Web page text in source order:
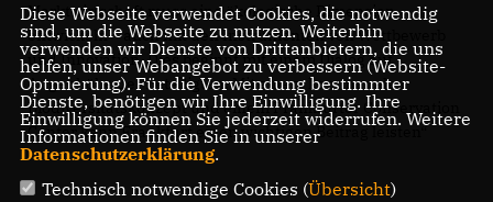
Marktwirtschaft muss eine ökologische Dimension
entwickeln – auch mit den Instrumenten von Wettbewerb
und Innovation. Dies beginnt mit einem Dialog auf
Augenhöhe der Beteiligten. Mit einem kommunalen
Biodiversitätskonzept und einem Frankfurter Conservation
Center kann Frankfurt einen wichtigen Beitrag leisten“
Diese Webseite verwendet Cookies, die notwendig
sind, um die Webseite zu nutzen. Weiterhin
verwenden wir Dienste von Drittanbietern, die uns
helfen, unser Webangebot zu verbessern (Website-
Optmierung). Für die Verwendung bestimmter
Dienste, benötigen wir Ihre Einwilligung. Ihre
Einwilligung können Sie jederzeit widerrufen. Weitere
Informationen finden Sie in unserer
Datenschutzerklärung.
Technisch notwendige Cookies (Übersicht)